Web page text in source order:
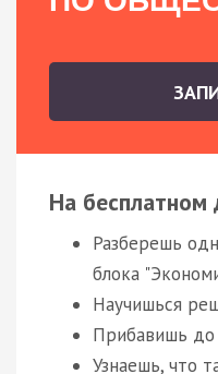
На
Разберешь
блока
Научишься
Прибавишь до
Узнаешь, что